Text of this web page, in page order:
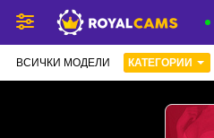
ВСИЧКИ МОДЕЛИ КАТЕГОРИИ